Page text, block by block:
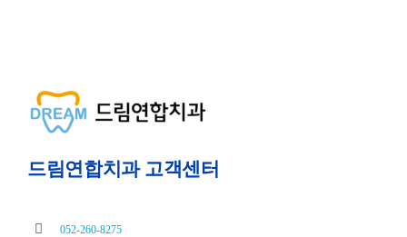
드림연합치과 고객센터
052-260-8275